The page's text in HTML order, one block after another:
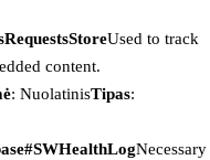
Used to track
content.
: NuolatinisTipas:
Necessary